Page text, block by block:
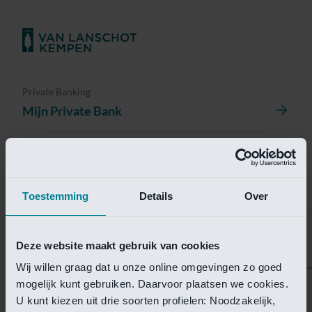
Toestemming Details Over
Deze website maakt gebruik van cookies
Wij willen graag dat u onze online omgevingen zo goed
mogelijk kunt gebruiken. Daarvoor plaatsen we cookies.
U kunt kiezen uit drie soorten profielen: Noodzakelijk,
Private Banking
Mijn Private Bank
Helaas is deze pagina